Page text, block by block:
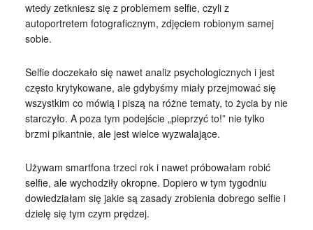
wtedy zetkniesz się z problemem selfie, czyli z
autoportretem fotograficznym, zdjęciem robionym samej
sobie.
Selfie doczekało się nawet analiz psychologicznych i jest
często krytykowane, ale gdybyśmy miały przejmować się
wszystkim co mówią i piszą na różne tematy, to życia by nie
starczyło. A poza tym podejście „pieprzyć to!” nie tylko
brzmi pikantnie, ale jest wielce wyzwalające.
Używam smartfona trzeci rok i nawet próbowałam robić
selfie, ale wychodziły okropne. Dopiero w tym tygodniu
dowiedziałam się jakie są zasady zrobienia dobrego selfie i
dzielę się tym czym prędzej.